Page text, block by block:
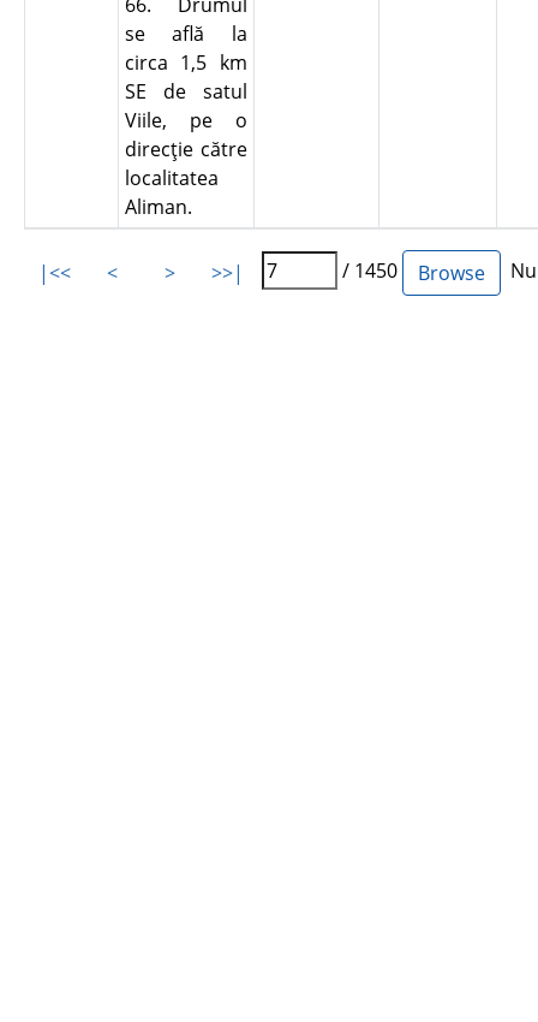
se află la
circa 1,5 km
SE de satul
Viile, pe o
direcţie către
localitatea
Aliman.
|<< < > >>| / 1450